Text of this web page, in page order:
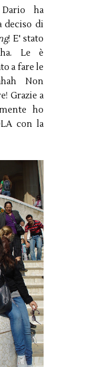
ha
deciso di
! E' stato
Le è
a fare le
Non
Grazie a
ho
con la